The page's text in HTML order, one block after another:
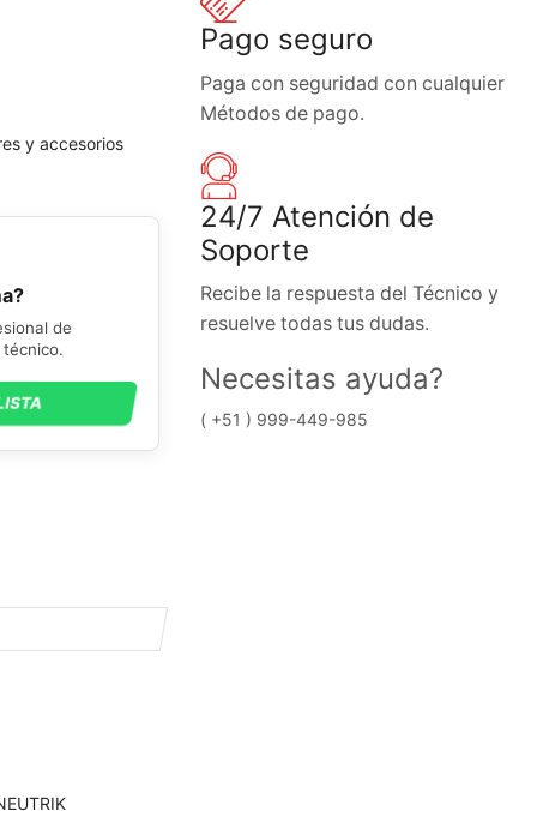
de
Pago seguro
Paga con seguridad con cualquier
Métodos de pago.
24/7 Atención de
Soporte
Recibe la respuesta del Técnico y
resuelve todas tus dudas.
Necesitas ayuda?
( +51 ) 999-449-985